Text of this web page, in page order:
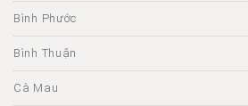
Bình Phước
Bình Thuận
Cà Mau